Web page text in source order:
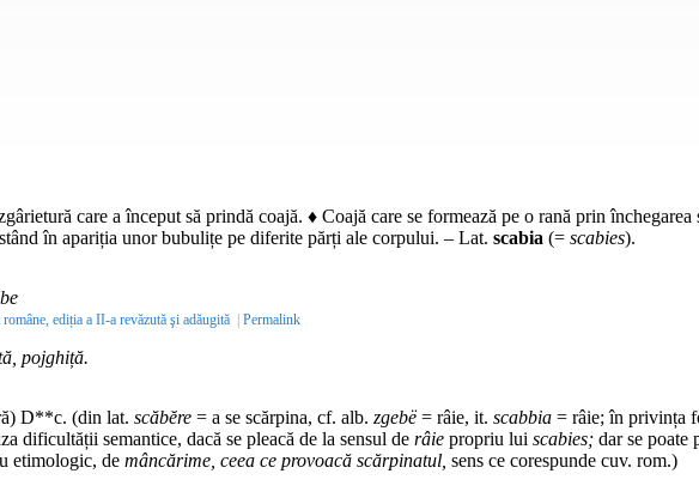
care a început să prindă coajă. ♦ Coajă care se formează pe o rană prin închegarea
în apariția unor bubulițe pe diferite părți ale corpului. – Lat. scabia (= scabies).
ediția a II-a revăzută şi adăugită | Permalink
pojghiță.
D**c. (din lat. scăbĕre = a se scărpina, cf. alb. zgebë= râie, it. scabbia = râie; în privința
dificultății semantice, dacă se pleacă de la sensul de râie propriu lui scabies; dar se poate
etimologic, de mâncărime, ceea ce provoacă scărpinatul, sens ce corespunde cuv. rom.)